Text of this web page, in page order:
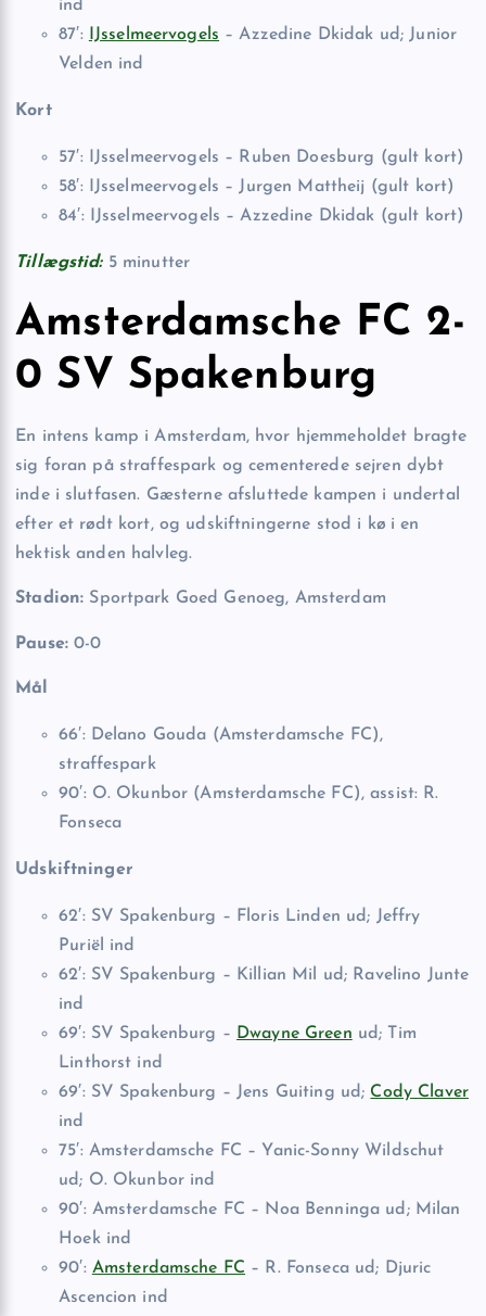
ind
87′:
IJsselmeervogels – Azzedine Dkidak ud; Junior
Velden ind
Kort
57′: IJsselmeervogels – Ruben Doesburg (gult kort)
58′: IJsselmeervogels – Jurgen Mattheij (gult kort)
84′: IJsselmeervogels – Azzedine Dkidak (gult kort)
Tillægstid:5 minutter
Amsterdamsche FC 2-
0 SV Spakenburg
En intens kamp i Amsterdam, hvor hjemmeholdet bragte
sig foran på straffespark og cementerede sejren dybt
inde i slutfasen. Gæsterne afsluttede kampen i undertal
efter et rødt kort, og udskiftningerne stod i kø i en
hektisk anden halvleg.
Stadion: Sportpark Goed Genoeg, Amsterdam
Pause:0-0
Mål
66′: Delano Gouda (Amsterdamsche FC),
straffespark
90′: O. Okunbor (Amsterdamsche FC), assist: R.
Fonseca
Udskiftninger
62′: SV Spakenburg – Floris Linden ud; Jeffry
Puriël ind
62′: SV Spakenburg – Killian Mil ud; Ravelino Junte
ind
69′: SV Spakenburg – Dwayne Green ud; Tim
Linthorst ind
69′: SV Spakenburg – Jens Guiting ud; Cody Claver
ind
75′: Amsterdamsche FC – Yanic-Sonny Wildschut
ud; O. Okunbor ind
90′: Amsterdamsche FC – Noa Benninga ud; Milan
Hoek ind
90′: Amsterdamsche FC – R. Fonseca ud; Djuric
Ascencion ind